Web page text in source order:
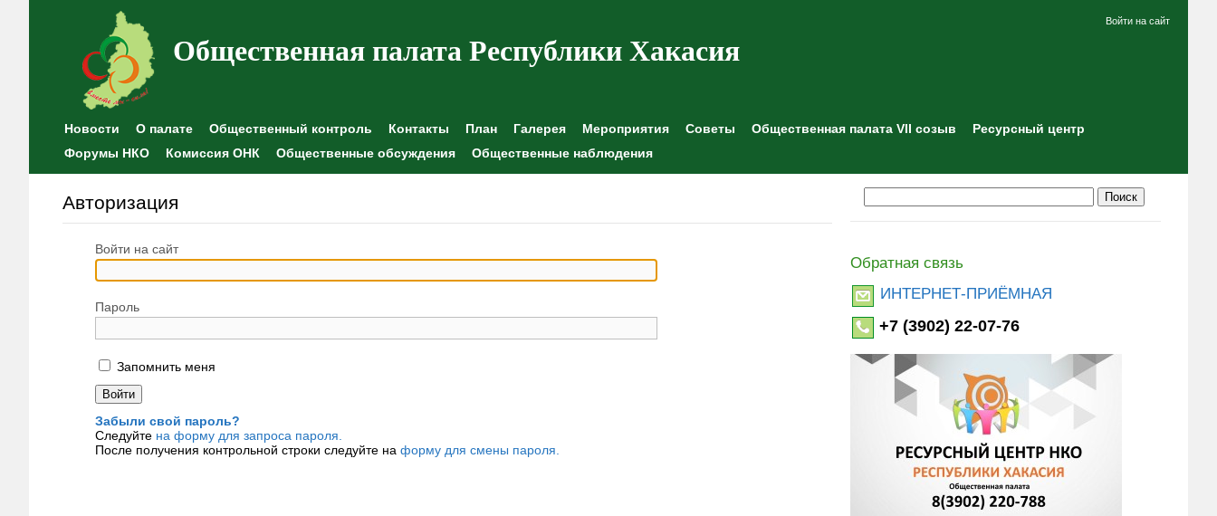
Общественная палата Республики Хакасия
Войти на сайт
Новости О палате Общественный контроль Контакты План Галерея Мероприятия Советы Общественная палата VII созыв
Ресурсный центр
Форумы НКО
Комиссия ОНК Общественные обсуждения Общественные наблюдения
Авторизация
Войти на сайт
Пароль
Запомнить меня
Забыли свой пароль?
Следуйте на форму для запроса пароля.
После получения контрольной строки следуйте на форму для смены пароля.
Обратная связь
ИНТЕРНЕТ-ПРИЁМНАЯ
+7 (3902) 22-07-76